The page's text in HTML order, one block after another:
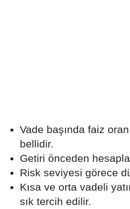
Vade başında faiz
bellidir.
Getiri önceden
Risk seviyesi görece
Kısa ve orta vadeli
sık tercih edilir.